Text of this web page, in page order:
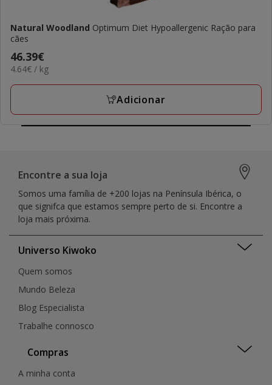
Natural Woodland Optimum Diet Hypoallergenic Ração para
cães
Preço
46.39€
46.39€
4.64€
KG
4.64€ / kg
Adicionar
Encontre a sua loja
Somos uma família de +200 lojas na Península Ibérica, o
que signifca que estamos sempre perto de si. Encontre a
loja mais próxima.
Universo Kiwoko
Quem somos
Mundo Beleza
Blog Especialista
Trabalhe connosco
Compras
A minha conta